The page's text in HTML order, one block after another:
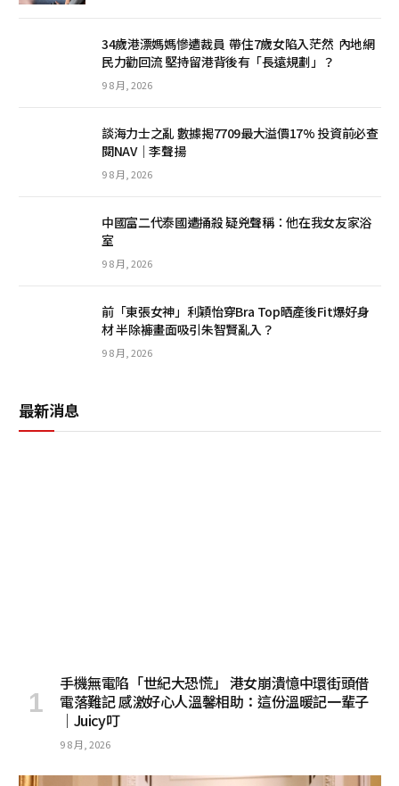
34歲港漂媽媽慘遭裁員 帶住7歲女陷入茫然 內地網
民力勸回流 堅持留港背後有「長遠規劃」？
9 8 月, 2026
談海力士之亂 數據揭7709最大溢價17% 投資前必查
閱NAV｜李聲揚
9 8 月, 2026
中國富二代泰國遭捅殺 疑兇聲稱：他在我女友家浴
室
9 8 月, 2026
前「東張女神」利穎怡穿Bra Top晒產後Fit爆好身
材 半除褲畫面吸引朱智賢亂入？
9 8 月, 2026
最新消息
手機無電陷「世紀大恐慌」 港女崩潰憶中環街頭借
電落難記 感激好心人溫馨相助：這份溫暖記一輩子
｜Juicy叮
9 8 月, 2026